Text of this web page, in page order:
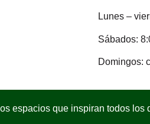
Lunes –
Sábados:
Domingos:
espacios que inspiran todos los